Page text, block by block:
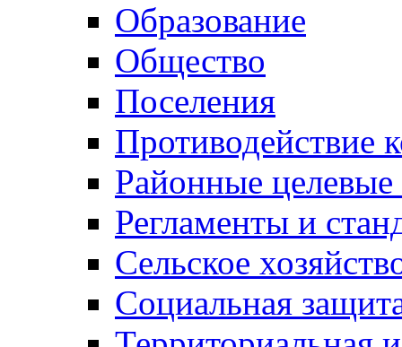
Образование
Общество
Поселения
Противодействие
Районные
Регламенты и
Сельское
Социальная